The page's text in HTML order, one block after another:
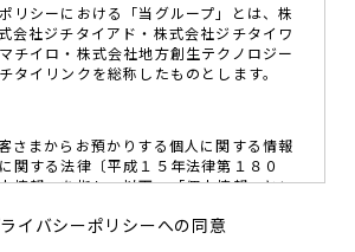
リシーにおける「当グループ」とは、株
会社ジチタイアド・株式会社ジチタイワ
チイロ・株式会社地方創生テクノロジー
タイリンクを総称したものとします。
さまからお預かりする個人に関する情報
関する法律〔平成１５年法律第１８０
情報」を指し、以下、「個人情報」とい
社会的責務であると考えております。
イバシーポリシーへの同意